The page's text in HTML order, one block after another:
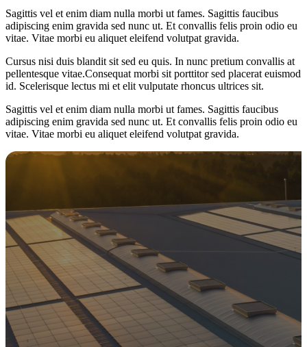
Sagittis vel et enim diam nulla morbi ut fames. Sagittis faucibus
adipiscing enim gravida sed nunc ut. Et convallis felis proin odio eu
vitae. Vitae morbi eu aliquet eleifend volutpat gravida.
Cursus nisi duis blandit sit sed eu quis. In nunc pretium convallis at
pellentesque vitae.Consequat morbi sit porttitor sed placerat euismod
id. Scelerisque lectus mi et elit vulputate rhoncus ultrices sit.
Sagittis vel et enim diam nulla morbi ut fames. Sagittis faucibus
adipiscing enim gravida sed nunc ut. Et convallis felis proin odio eu
vitae. Vitae morbi eu aliquet eleifend volutpat gravida.